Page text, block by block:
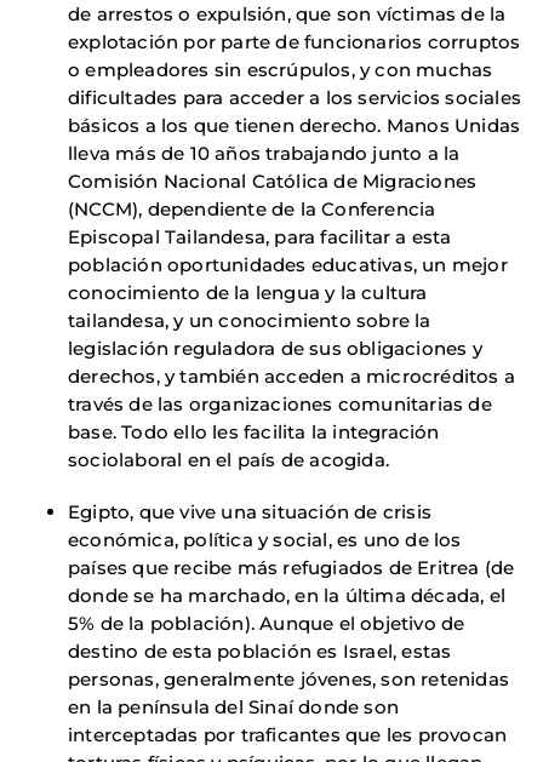
de arrestos o expulsión, que son víctimas de la
explotación por parte de funcionarios corruptos
o empleadores sin escrúpulos, y con muchas
dificultades para acceder a los servicios sociales
básicos a los que tienen derecho. Manos Unidas
lleva más de 10 años trabajando junto a la
Comisión Nacional Católica de Migraciones
(NCCM), dependiente de la Conferencia
Episcopal Tailandesa, para facilitar a esta
población oportunidades educativas, un mejor
conocimiento de la lengua y la cultura
tailandesa, y un conocimiento sobre la
legislación reguladora de sus obligaciones y
derechos, y también acceden a microcréditos a
través de las organizaciones comunitarias de
base. Todo ello les facilita la integración
sociolaboral en el país de acogida.
Egipto, que vive una situación de crisis
económica, política y social, es uno de los
países que recibe más refugiados de Eritrea (de
donde se ha marchado, en la última década, el
5% de la población). Aunque el objetivo de
destino de esta población es Israel, estas
personas, generalmente jóvenes, son retenidas
en la península del Sinaí donde son
interceptadas por traficantes que les provocan